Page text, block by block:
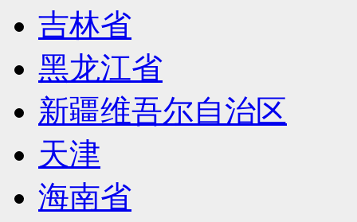
吉林省
黑龙江省
新疆维吾尔自治区
天津
海南省